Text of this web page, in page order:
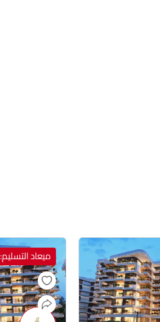
ميعاد التسليم: 2025